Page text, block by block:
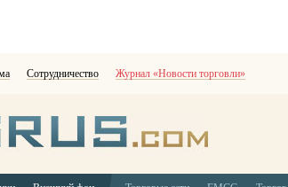
Сотрудничество Журнал «Новости торговли»